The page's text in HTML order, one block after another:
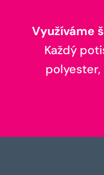
Využíváme
Každý